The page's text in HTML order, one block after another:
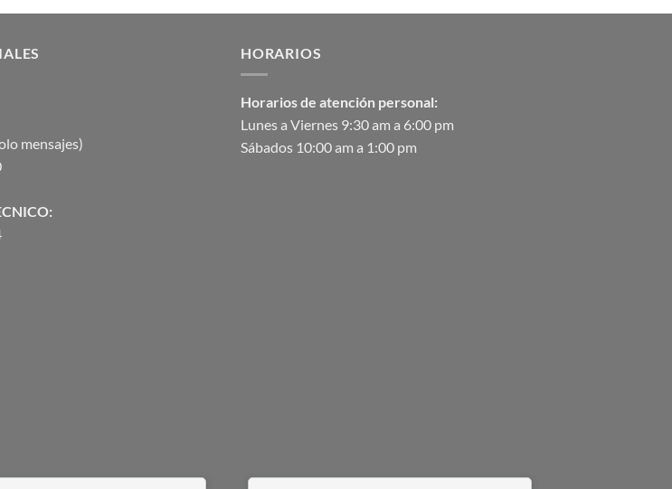
original
$94.66.
actual
mensajes)
HORARIOS
Horarios de atención personal:
Lunes a Viernes 9:30 am a 6:00 pm
Sábados 10:00 am a 1:00 pm